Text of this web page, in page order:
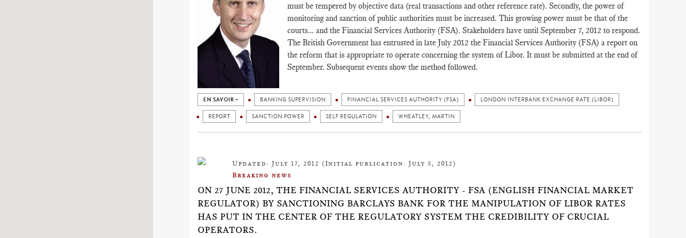
must be tempered by objective data (real transactions and other reference rate). Secondly, the power of
monitoring and sanction of public authorities must be increased. This growing power must be that of the
courts... and the Financial Services Authority (FSA). Stakeholders have until September 7, 2012 to respond.
The British Government has entrusted in late July 2012 the Financial Services Authority (FSA) a report on
the reform that is appropriate to operate concerning the system of Libor. It must be submitted at the end of
September. Subsequent events show the method followed.
EN SAVOIR + BANKING SUPERVISION FINANCIAL SERVICES AUTHORITY (FSA) LONDON INTERBANK EXCHANGE RATE (LIBOR)
REPORT SANCTION POWER SELF REGULATION WHEATLEY, MARTIN
Updated: July 17, 2012 (Initial publication: July 5, 2012)
Breaking news
ON 27 JUNE 2012, THE FINANCIAL SERVICES AUTHORITY - FSA (ENGLISH FINANCIAL MARKET
REGULATOR) BY SANCTIONING BARCLAYS BANK FOR THE MANIPULATION OF LIBOR RATES
HAS PUT IN THE CENTER OF THE REGULATORY SYSTEM THE CREDIBILITY OF CRUCIAL
OPERATORS.